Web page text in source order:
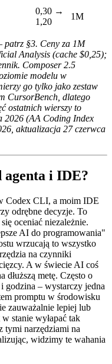
0,30 →
1,20
1M
patrz §3. Ceny za 1M
Analysis (cache $0,25);
Composer 2.5
modelu w
go tylko jako zestaw
CursorBench, dlatego
ostatnich wierszy to
2026 (AA Coding Index
aktualizacja 27 czerwca
agenta i IDE?
Codex CLI, a moim IDE
odrębne decyzje. To
oceniać niezależnie.
AI do programowania"
wrzucają to wszystko
na czynniki
A w świecie AI coś
metę. Często o
godzina – wystarczy jedna
promptu w środowisku
zauważalnie lepiej lub
stanie wyłapać tak
tymi narzędziami na
widzimy te wahania